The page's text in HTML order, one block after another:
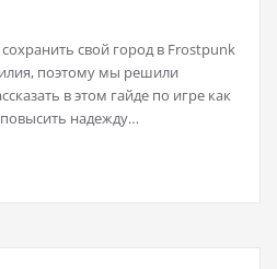
свой город в Frostpunk
поэтому мы решили
в этом гайде по игре как
надежду…